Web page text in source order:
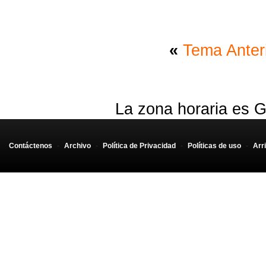
« Tema
La zona horaria es
Contáctenos - Archivo - Política de Privacidad - Políticas de uso -